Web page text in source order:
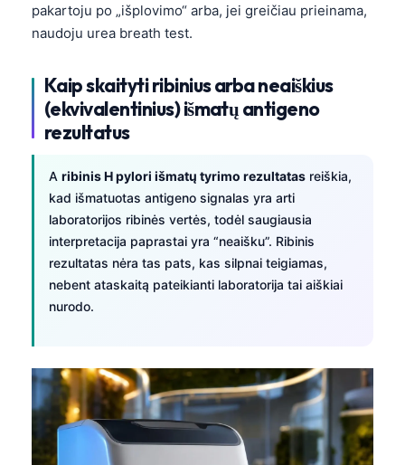
pakartoju po „išplovimo“ arba, jei greičiau prieinama,
naudoju urea breath test.
Kaip skaityti ribinius arba neaiškius
(ekvivalentinius) išmatų antigeno
rezultatus
A ribinis H pylori išmatų tyrimo rezultatas reiškia,
kad išmatuotas antigeno signalas yra arti
laboratorijos ribinės vertės, todėl saugiausia
interpretacija paprastai yra “neaišku”. Ribinis
rezultatas nėra tas pats, kas silpnai teigiamas,
nebent ataskaitą pateikianti laboratorija tai aiškiai
nurodo.